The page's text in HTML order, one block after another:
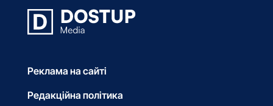
Реклама на сайті
Редакційна політика